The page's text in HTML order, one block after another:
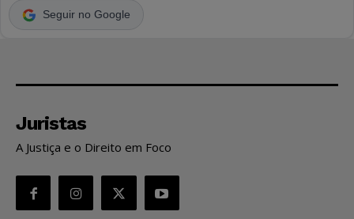
Seguir no Google
Juristas
A Justiça e o Direito em Foco